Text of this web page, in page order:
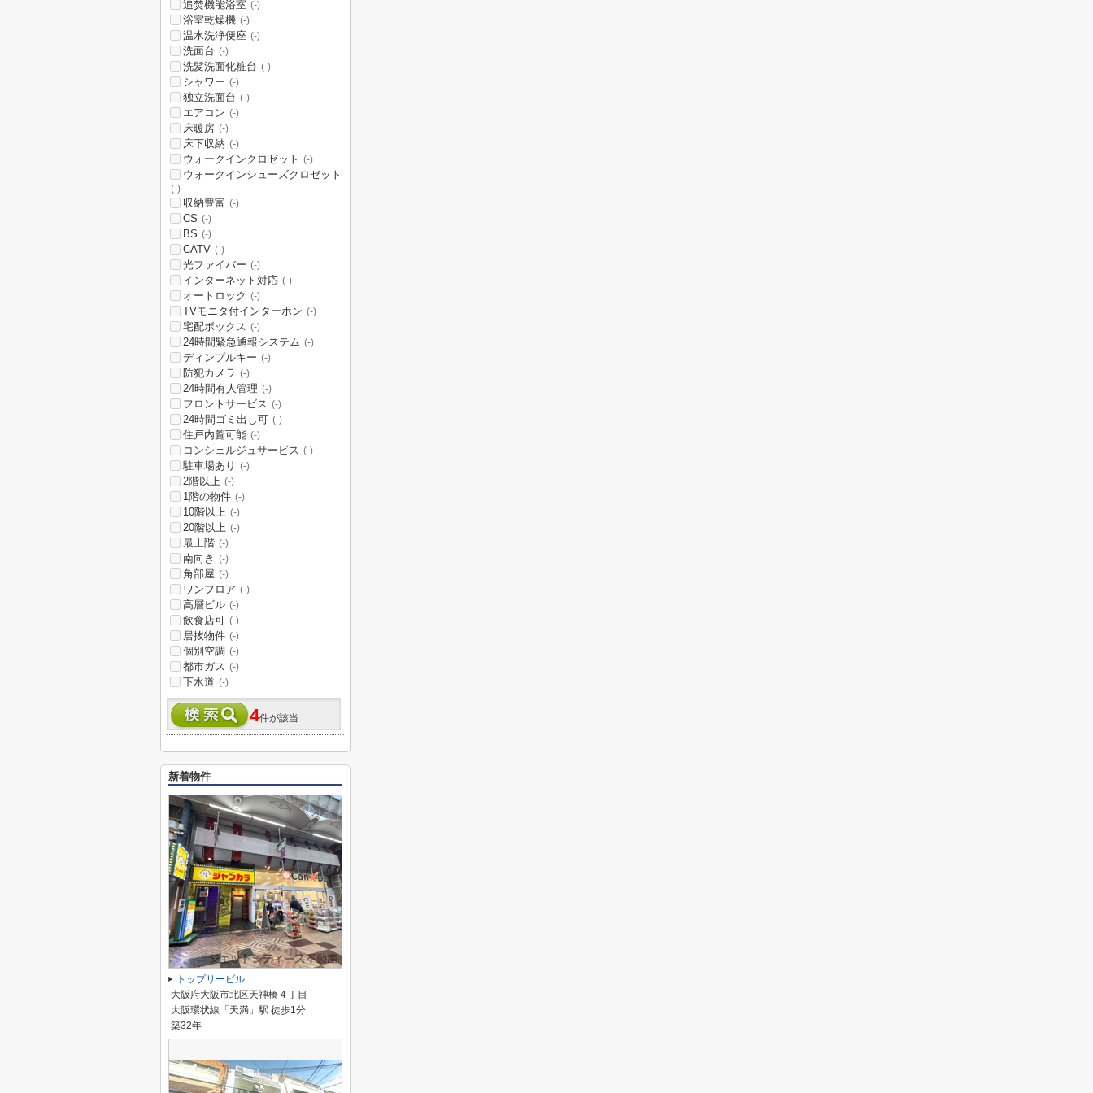
追焚機能浴室 (-)
浴室乾燥機 (-)
温水洗浄便座 (-)
洗面台 (-)
洗髪洗面化粧台 (-)
シャワー (-)
独立洗面台 (-)
エアコン (-)
床暖房 (-)
床下収納 (-)
ウォークインクロゼット (-)
ウォークインシューズクロゼット
(-)
収納豊富 (-)
CS (-)
BS (-)
CATV (-)
光ファイバー (-)
インターネット対応 (-)
オートロック (-)
TVモニタ付インターホン (-)
宅配ボックス (-)
24時間緊急通報システム (-)
ディンプルキー (-)
防犯カメラ (-)
24時間有人管理 (-)
フロントサービス (-)
24時間ゴミ出し可 (-)
住戸内覧可能 (-)
コンシェルジュサービス (-)
駐車場あり (-)
2階以上 (-)
1階の物件 (-)
10階以上 (-)
20階以上 (-)
最上階 (-)
南向き (-)
角部屋 (-)
ワンフロア (-)
高層ビル (-)
飲食店可 (-)
居抜物件 (-)
個別空調 (-)
都市ガス (-)
下水道 (-)
4件が該当
新着物件
トップリービル
大阪府大阪市北区天神橋４丁目
大阪環状線「天満」駅 徒歩1分
築32年